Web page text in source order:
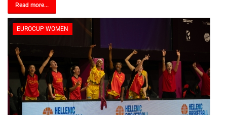
Read more...
EUROCUP WOMEN